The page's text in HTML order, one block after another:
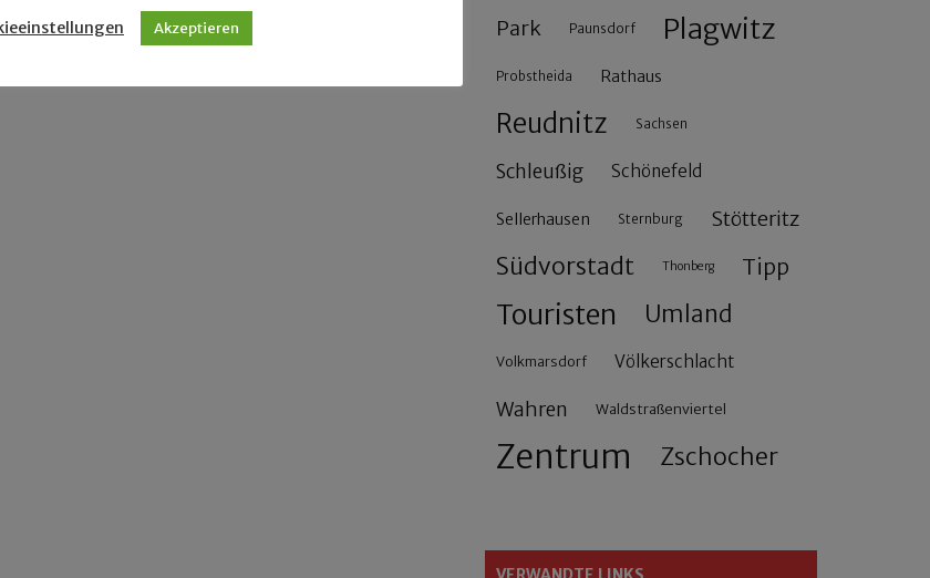
Park Paunsdorf Plagwitz
Probstheida Rathaus
Reudnitz Sachsen
Schleußig Schönefeld
Sellerhausen Sternburg Stötteritz
Südvorstadt Thonberg Tipp
Touristen Umland
Volkmarsdorf Völkerschlacht
Wahren Waldstraßenviertel
Zentrum Zschocher
Akzeptieren